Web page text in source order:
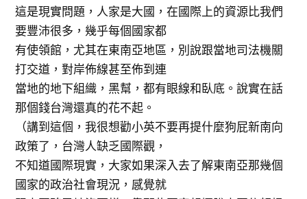
這是現實問題，人家是大國，在國際上的資源比我們
要豐沛很多，幾乎每個國家都
有使領館，尤其在東南亞地區，別說跟當地司法機關
打交道，對岸佈線甚至佈到連
當地的地下組織，黑幫，都有眼線和臥底。說實在話
那個錢台灣還真的花不起。
（講到這個，我很想勸小英不要再提什麼狗屁新南向
政策了，台灣人缺乏國際觀，
不知道國際現實，大家如果深入去了解東南亞那幾個
國家的政治社會現況，感覺就